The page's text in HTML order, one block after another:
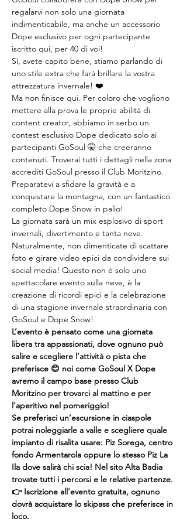
regalarvi non solo una giornata
indimenticabile, ma anche un accessorio
Dope esclusivo per ogni partecipante
iscritto qui, per 40 di voi!
Sì, avete capito bene, stiamo parlando di
uno stile extra che farà brillare la vostra
attrezzatura invernale! ❤️
Ma non finisce qui. Per coloro che vogliono
mettere alla prova le proprie abilità di
content creator, abbiamo in serbo un
contest esclusivo Dope dedicato solo ai
partecipanti GoSoul 🤫 che creeranno
contenuti. Troverai tutti i dettagli nella zona
accrediti GoSoul presso il Club Moritzino.
Preparatevi a sfidare la gravità e a
conquistare la montagna, con un fantastico
completo Dope Snow in palio!
La giornata sarà un mix esplosivo di sport
invernali, divertimento e tanta neve.
Naturalmente, non dimenticate di scattare
foto e girare video epici da condividere sui
social media! Questo non è solo uno
spettacolare evento sulla neve, è la
creazione di ricordi epici e la celebrazione
di una stagione invernale straordinaria con
GoSoul e Dope Snow!
L’evento è pensato come una giornata
libera tra appassionati, dove ognuno può
salire e scegliere l’attività o pista che
preferisce 😊 noi come GoSoul X Dope
avremo il campo base presso Club
Moritzino per trovarci al mattino e per
l’aperitivo nel pomeriggio!
Se preferisci un’escursione in ciaspole
potrai noleggiarle a valle e scegliere quale
impianto di risalita usare: Piz Sorega, centro
fondo Armentarola oppure lo stesso Piz La
Ila dove salirà chi scia! Nel sito Alta Badia
trovate tutti i percorsi e le relative partenze.
👉 Iscrizione all'evento gratuita, ognuno
dovrà acquistare lo skipass che preferisce in
loco.